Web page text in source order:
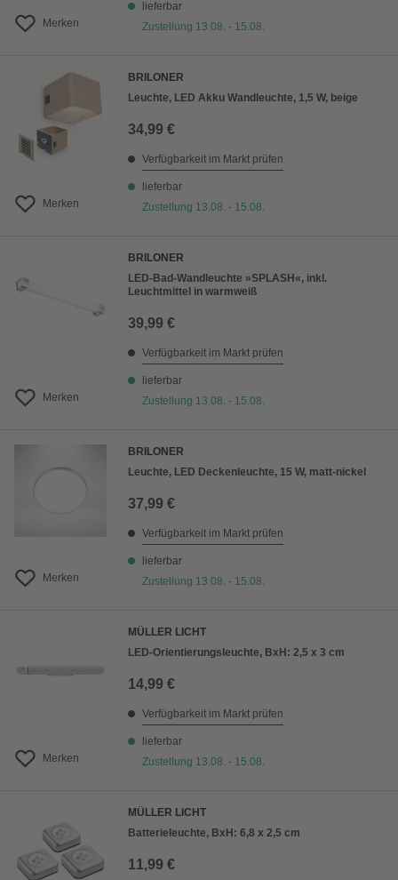
Merken
lieferbar
Zustellung 13.08. - 15.08.
Merken
BRILONER
Leuchte, LED Akku Wandleuchte, 1,5 W, beige
34,99 €
Verfügbarkeit im Markt prüfen
lieferbar
Zustellung 13.08. - 15.08.
Merken
BRILONER
LED-Bad-Wandleuchte »SPLASH«, inkl.
Leuchtmittel in warmweiß
39,99 €
Verfügbarkeit im Markt prüfen
lieferbar
Zustellung 13.08. - 15.08.
Merken
BRILONER
Leuchte, LED Deckenleuchte, 15 W, matt-nickel
37,99 €
Verfügbarkeit im Markt prüfen
lieferbar
Zustellung 13.08. - 15.08.
Merken
MÜLLER LICHT
LED-Orientierungsleuchte, BxH: 2,5 x 3 cm
14,99 €
Verfügbarkeit im Markt prüfen
lieferbar
Zustellung 13.08. - 15.08.
MÜLLER LICHT
Batterieleuchte, BxH: 6,8 x 2,5 cm
11,99 €